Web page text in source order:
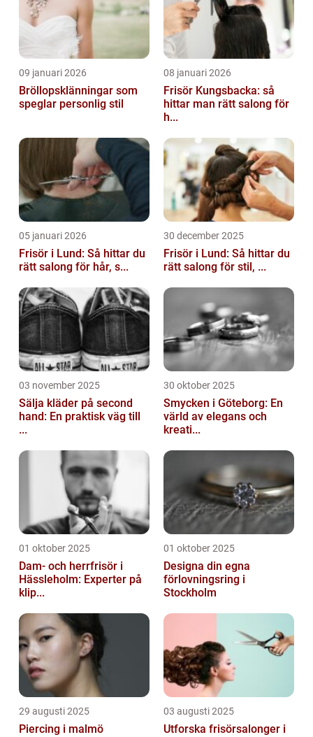
09 januari 2026
Bröllopsklänningar som
speglar personlig stil
08 januari 2026
Frisör Kungsbacka: så
hittar man rätt salong för
h...
05 januari 2026
Frisör i Lund: Så hittar du
rätt salong för hår, s...
30 december 2025
Frisör i Lund: Så hittar du
rätt salong för stil, ...
03 november 2025
Sälja kläder på second
hand: En praktisk väg till
...
30 oktober 2025
Smycken i Göteborg: En
värld av elegans och
kreati...
01 oktober 2025
Dam- och herrfrisör i
Hässleholm: Experter på
klip...
01 oktober 2025
Designa din egna
förlovningsring i
Stockholm
29 augusti 2025
Piercing i malmö
03 augusti 2025
Utforska frisörsalonger i